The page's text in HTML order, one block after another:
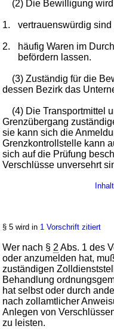
(2) Die Bewilligung
1. vertrauenswürdig sind
2.
häufig Waren im
befördern lassen.
(3) Zuständig für die
dessen Bezirk das
(4) Die Transportmittel
Grenzübergang
sie kann sich die
Grenzkontrollstelle kann
sich auf die Prüfung
Verschlüsse unversehrt
§ 5 wird in 1 Vorschrift zitiert
Wer nach § 2 Abs. 1 des
oder anzumelden hat,
zuständigen
Behandlung
hat selbst oder durch
nach zollamtlicher
Anlegen von
zu leisten.